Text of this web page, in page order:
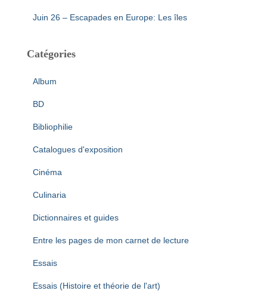
Juin 26 – Escapades en Europe: Les îles
Catégories
Album
BD
Bibliophilie
Catalogues d'exposition
Cinéma
Culinaria
Dictionnaires et guides
Entre les pages de mon carnet de lecture
Essais
Essais (Histoire et théorie de l'art)